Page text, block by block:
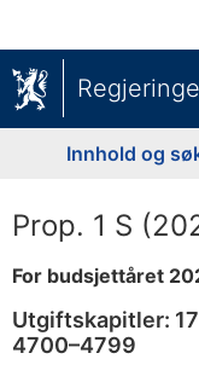
Innhold og
Prop. 1 S
For budsjettåret
Utgiftskapitler:
4700–4799